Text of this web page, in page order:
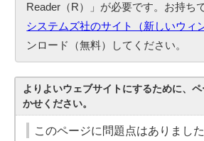
Reader（R）」が必要です。お持ち
システムズ社のサイト（新しいウィ
ンロード（無料）してください。
よりよいウェブサイトにするために、
かせください。
このページに問題点はありまし